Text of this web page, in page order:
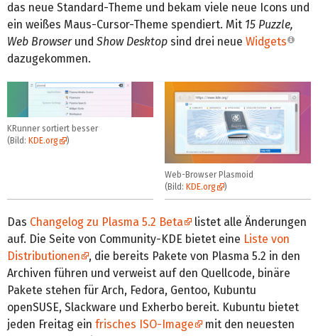
das neue Standard-Theme und bekam viele neue Icons und
ein weißes Maus-Cursor-Theme spendiert. Mit 15 Puzzle,
Web Browserund Show Desktop sind drei neue Widgets
dazugekommen.
KRunner sortiert besser
(Bild: KDE.org )
Web-Browser Plasmoid
(Bild: KDE.org )
Das Changelog zu Plasma 5.2 Beta
listet alle Änderungen
auf. Die Seite von Community-KDE bietet eine Liste von
Distributionen
, die bereits Pakete von Plasma 5.2 in den
Archiven führen und verweist auf den Quellcode, binäre
Pakete stehen für Arch, Fedora, Gentoo, Kubuntu
openSUSE, Slackware und Exherbo bereit. Kubuntu bietet
jeden Freitag ein frisches ISO-Image
mit den neuesten